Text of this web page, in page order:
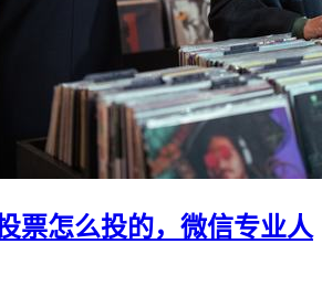
票怎么投的，微信专业人